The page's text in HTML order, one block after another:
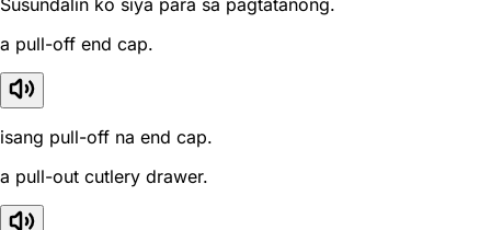
Susundalin ko siya para sa pagtatanong.
a pull-off end cap.
isang pull-off na end cap.
a pull-out cutlery drawer.